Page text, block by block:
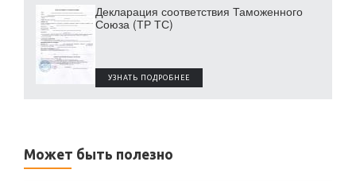
Декларация соответствия Таможенного
Союза (ТР ТС)
УЗНАТЬ ПОДРОБНЕЕ
Может быть полезно